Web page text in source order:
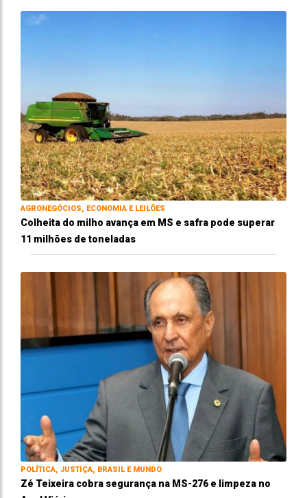
AGRONEGÓCIOS, ECONOMIA E LEILÕES
Colheita do milho avança em MS e safra pode superar
11 milhões de toneladas
POLÍTICA, JUSTIÇA, BRASIL E MUNDO
Zé Teixeira cobra segurança na MS-276 e limpeza no